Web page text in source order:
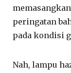
peringatan
pada kondisi
Nah, lampu